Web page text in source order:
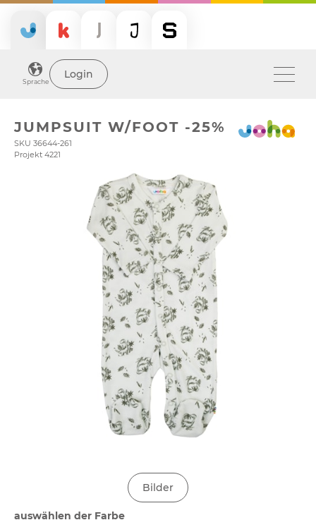
Sprache
Login
JUMPSUIT W/FOOT -25%
SKU 36644-261
Projekt 4221
Bilder
auswählen der Farbe